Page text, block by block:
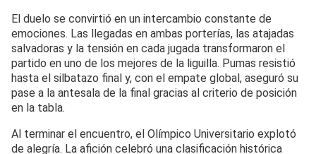
El duelo se convirtió en un intercambio constante de
emociones. Las llegadas en ambas porterías, las atajadas
salvadoras y la tensión en cada jugada transformaron el
partido en uno de los mejores de la liguilla. Pumas resistió
hasta el silbatazo final y, con el empate global, aseguró su
pase a la antesala de la final gracias al criterio de posición
en la tabla.
Al terminar el encuentro, el Olímpico Universitario explotó
de alegría. La afición celebró una clasificación histórica